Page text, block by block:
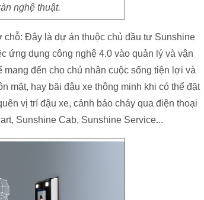
nghệ thuật.
chỗ: Đây là dự án thuộc chủ đầu tư Sunshine
ứng dụng công nghệ 4.0 vào quản lý và vận
đến cho chủ nhân cuộc sống tiện lợi và
mặt, hay bãi đậu xe thông minh khi có thể đặt
vị trí đậu xe, cảnh báo cháy qua điện thoại
Sunshine Cab, Sunshine Service...